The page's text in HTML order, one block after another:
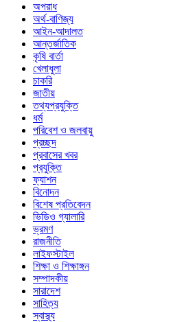
অপরাধ
অর্থ-বাণিজ্য
আইন-আদালত
আন্তর্জাতিক
কৃষি বার্তা
খেলাধুলা
চাকরি
জাতীয়
তথ্যপ্রযুক্তি
ধর্ম
পরিবেশ ও জলবায়ু
প্রচ্ছদ
প্রবাসের খবর
প্রযুক্তি
ফ্যাশন
বিনোদন
বিশেষ প্রতিবেদন
ভিডিও গ্যালারি
ভ্রমণ
রাজনীতি
লাইফস্টাইল
শিক্ষা ও শিক্ষাঙ্গন
সম্পাদকীয়
সারাদেশ
সাহিত্য
স্বাস্থ্য